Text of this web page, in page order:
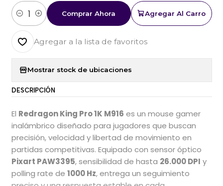
Cantidad
Agregar Al Carro
Comprar Ahora
Agregar a la lista de favoritos
Mostrar stock de ubicaciones
DESCRIPCIÓN
El Redragon King Pro 1K M916 es un mouse gamer
inalámbrico diseñado para jugadores que buscan
precisión, velocidad y libertad de movimiento en
partidas competitivas. Equipado con sensor óptico
Pixart PAW3395, sensibilidad de hasta 26.000 DPI y
polling rate de 1000 Hz, entrega un seguimiento